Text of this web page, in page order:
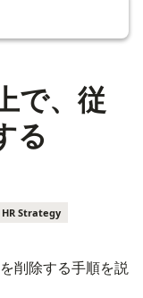
で、従
る
HR Strategy
削除する手順を説